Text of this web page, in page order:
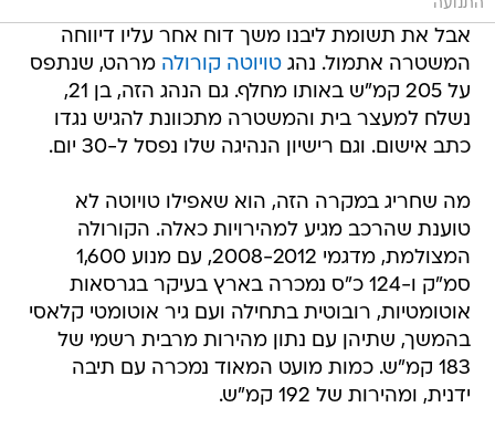
התנועה
אבל את תשומת ליבנו משך דוח אחר עליו דיווחה
המשטרה אתמול. נהגטויוטה קורולה מרהט, שנתפס
על 205 קמ"ש באותו מחלף. גם הנהג הזה, בן 21,
נשלח למעצר בית והמשטרה מתכוונת להגיש נגדו
כתב אישום. וגם רישיון הנהיגה שלו נפסל ל-30 יום.
מה שחריג במקרה הזה, הוא שאפילו טויוטה לא
טוענת שהרכב מגיע למהירויות כאלה. הקורולה
המצולמת, מדגמי 2008-2012, עם מנוע 1,600
סמ"ק ו-124 כ"ס נמכרה בארץ בעיקר בגרסאות
אוטומטיות, רובוטית בתחילה ועם גיר אוטומטי קלאסי
בהמשך, שתיהן עם נתון מהירות מרבית רשמי של
183 קמ"ש. כמות מועט המאוד נמכרה עם תיבה
ידנית, ומהירות של 192 קמ"ש.